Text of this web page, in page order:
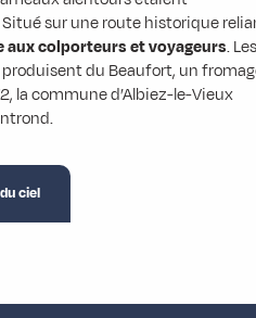
Situé sur une route historique
aux colporteurs et voyageurs. Les
produisent du Beaufort, un
la commune d’Albiez-le-Vieux
ciel